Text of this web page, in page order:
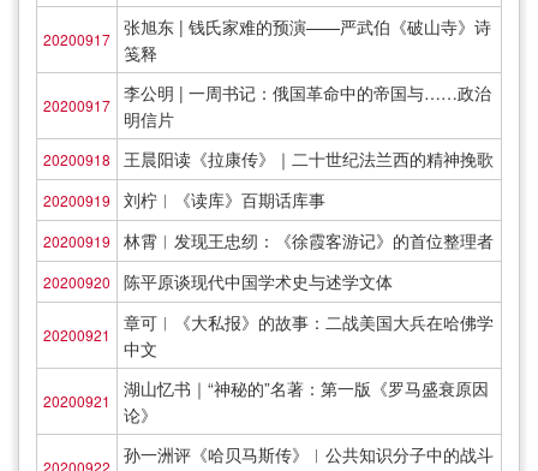
20200917
张旭东 | 钱氏家难的预演——严武伯《破山寺》诗
笺释
20200917
李公明 | 一周书记：俄国革命中的帝国与……政治
明信片
20200918 王晨阳读《拉康传》｜二十世纪法兰西的精神挽歌
20200919 刘柠︱《读库》百期话库事
20200919 林霄︱发现王忠纫：《徐霞客游记》的首位整理者
20200920 陈平原谈现代中国学术史与述学文体
20200921
章可︱《大私报》的故事：二战美国大兵在哈佛学
中文
20200921
湖山忆书｜“神秘的”名著：第一版《罗马盛衰原因
论》
20200922
孙一洲评《哈贝马斯传》︱公共知识分子中的战斗